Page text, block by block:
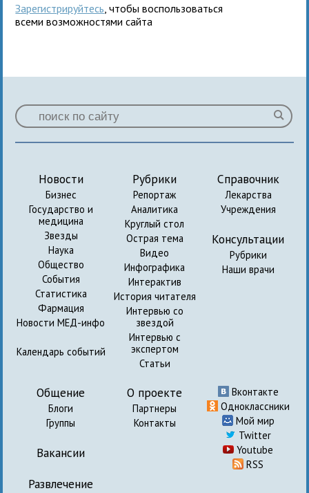
Зарегистрируйтесь , чтобы воспользоваться
всеми возможностями сайта
Новости
Бизнес
Государство и
медицина
Звезды
Наука
Общество
События
Статистика
Фармация
Новости МЕД-инфо
Календарь событий
Рубрики
Репортаж
Аналитика
Круглый стол
Острая тема
Видео
Инфографика
Интерактив
История читателя
Интервью со
звездой
Интервью с
экспертом
Статьи
Справочник
Лекарства
Учреждения
Консультации
Рубрики
Наши врачи
Общение
Блоги
Группы
Вакансии
Развлечение
О проекте
Партнеры
Контакты
Вконтакте
Одноклассники
Мой мир
Twitter
Youtube
RSS